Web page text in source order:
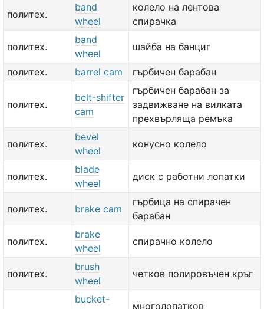
политех.
band
wheel
колело на лентова
спирачка
политех.
band
wheel
шайба на банциг
политех. barrel cam гърбичен барабан
политех.
belt-shifter
cam
гърбичен барабан за
задвижване на вилката
прехвърляща ремъка
политех.
bevel
wheel
конусно колело
политех.
blade
wheel
диск с работни лопатки
политех. brake cam
гърбица на спирачен
барабан
политех.
brake
wheel
спирачно колело
политех.
brush
wheel
четков полировъчен кръг
bucket-
многолопатков